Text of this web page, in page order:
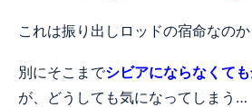
これは振り出しロッドの宿命なのか
別にそこまでシビアにならなくて
が、どうしても気になってしまう…